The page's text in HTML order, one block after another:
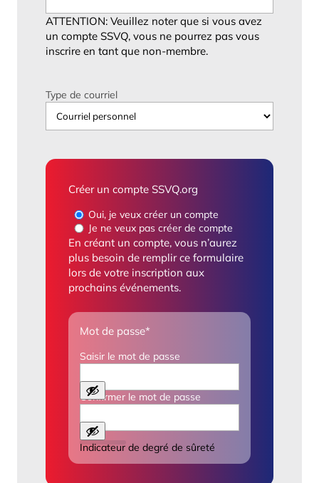
ATTENTION: Veuillez noter que si vous avez
un compte SSVQ, vous ne pourrez pas vous
inscrire en tant que non-membre.
Type de courriel
Créer un compte SSVQ.org
Oui, je veux créer un compte
Je ne veux pas créer de compte
En créant un compte, vous n’aurez
plus besoin de remplir ce formulaire
lors de votre inscription aux
prochains événements.
Mot de passe*
Saisir le mot de passe
Confirmer le mot de passe
Indicateur de degré de sûreté